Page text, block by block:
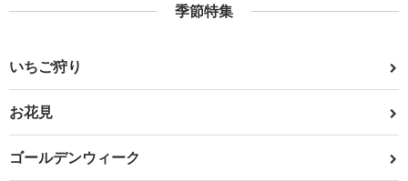
季節特集
いちご狩り
お花見
ゴールデンウィーク